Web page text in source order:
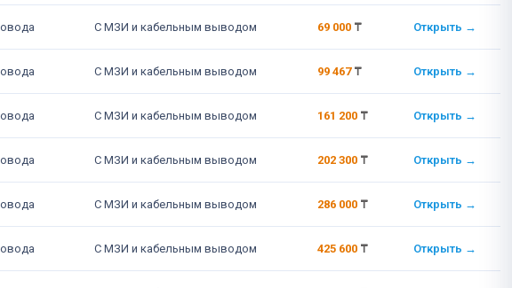
С МЗИ и кабельным выводом 69 000 ₸ Открыть →
С МЗИ и кабельным выводом 99 467 ₸ Открыть →
С МЗИ и кабельным выводом 161 200 ₸ Открыть →
С МЗИ и кабельным выводом 202 300 ₸ Открыть →
С МЗИ и кабельным выводом 286 000 ₸ Открыть →
С МЗИ и кабельным выводом 425 600 ₸ Открыть →